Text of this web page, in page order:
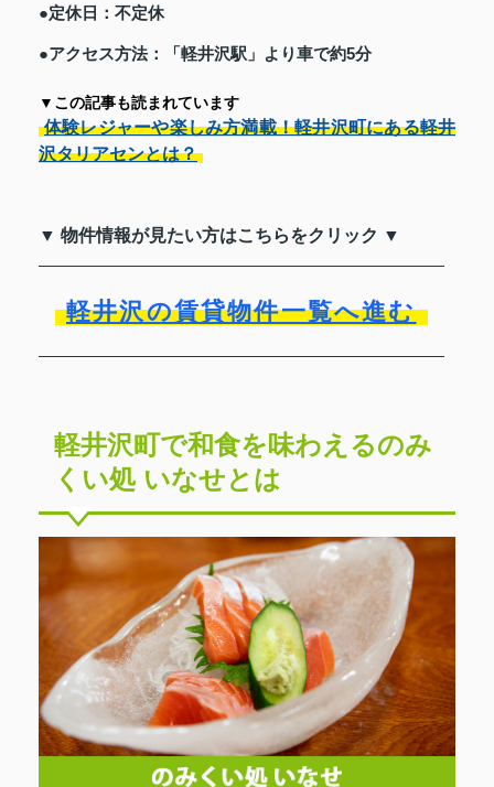
●定休日：不定休
●アクセス方法：「軽井沢駅」より車で約5分
▼この記事も読まれています
体験レジャーや楽しみ方満載！軽井沢町にある軽井
沢タリアセンとは？
▼ 物件情報が見たい方はこちらをクリック ▼
軽井沢の賃貸物件一覧へ進む
軽井沢町で和食を味わえるのみ
くい処 いなせとは